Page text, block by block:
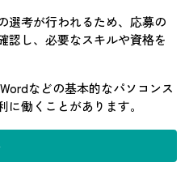
選考が行われるため、応募の
認し、必要なスキルや資格を
などの基本的なパソコンス
働くことがあります。